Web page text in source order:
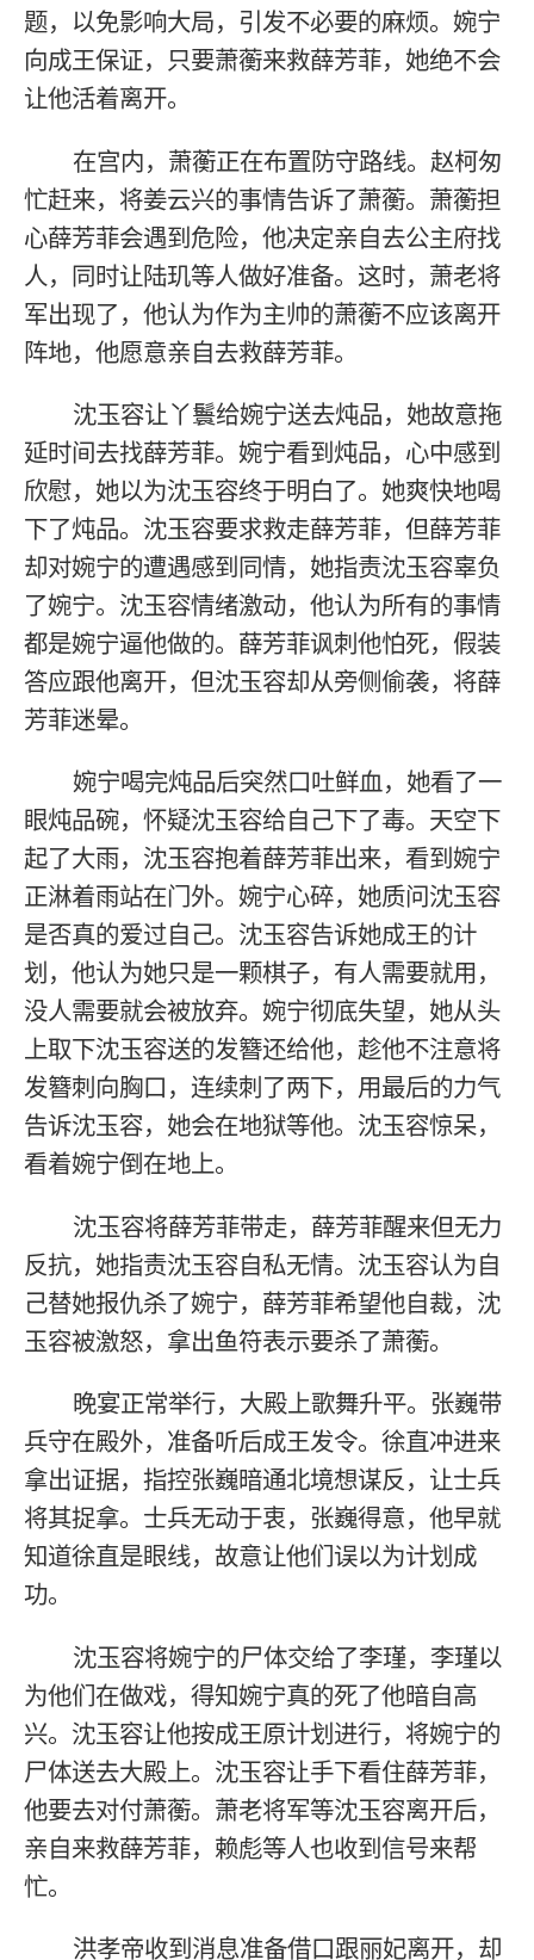
题，以免影响大局，引发不必要的麻烦。婉宁
向成王保证，只要萧蘅来救薛芳菲，她绝不会
让他活着离开。
在宫内，萧蘅正在布置防守路线。赵柯匆
忙赶来，将姜云兴的事情告诉了萧蘅。萧蘅担
心薛芳菲会遇到危险，他决定亲自去公主府找
人，同时让陆玑等人做好准备。这时，萧老将
军出现了，他认为作为主帅的萧蘅不应该离开
阵地，他愿意亲自去救薛芳菲。
沈玉容让丫鬟给婉宁送去炖品，她故意拖
延时间去找薛芳菲。婉宁看到炖品，心中感到
欣慰，她以为沈玉容终于明白了。她爽快地喝
下了炖品。沈玉容要求救走薛芳菲，但薛芳菲
却对婉宁的遭遇感到同情，她指责沈玉容辜负
了婉宁。沈玉容情绪激动，他认为所有的事情
都是婉宁逼他做的。薛芳菲讽刺他怕死，假装
答应跟他离开，但沈玉容却从旁侧偷袭，将薛
芳菲迷晕。
婉宁喝完炖品后突然口吐鲜血，她看了一
眼炖品碗，怀疑沈玉容给自己下了毒。天空下
起了大雨，沈玉容抱着薛芳菲出来，看到婉宁
正淋着雨站在门外。婉宁心碎，她质问沈玉容
是否真的爱过自己。沈玉容告诉她成王的计
划，他认为她只是一颗棋子，有人需要就用，
没人需要就会被放弃。婉宁彻底失望，她从头
上取下沈玉容送的发簪还给他，趁他不注意将
发簪刺向胸口，连续刺了两下，用最后的力气
告诉沈玉容，她会在地狱等他。沈玉容惊呆，
看着婉宁倒在地上。
沈玉容将薛芳菲带走，薛芳菲醒来但无力
反抗，她指责沈玉容自私无情。沈玉容认为自
己替她报仇杀了婉宁，薛芳菲希望他自裁，沈
玉容被激怒，拿出鱼符表示要杀了萧蘅。
晚宴正常举行，大殿上歌舞升平。张巍带
兵守在殿外，准备听后成王发令。徐直冲进来
拿出证据，指控张巍暗通北境想谋反，让士兵
将其捉拿。士兵无动于衷，张巍得意，他早就
知道徐直是眼线，故意让他们误以为计划成
功。
沈玉容将婉宁的尸体交给了李瑾，李瑾以
为他们在做戏，得知婉宁真的死了他暗自高
兴。沈玉容让他按成王原计划进行，将婉宁的
尸体送去大殿上。沈玉容让手下看住薛芳菲，
他要去对付萧蘅。萧老将军等沈玉容离开后，
亲自来救薛芳菲，赖彪等人也收到信号来帮
忙。
洪孝帝收到消息准备借口跟丽妃离开，却